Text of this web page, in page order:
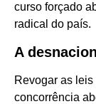
curso forçado
radical do país.
A
Revogar as
concorrência